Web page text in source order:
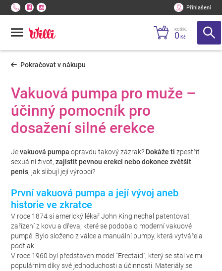
Přihlašení
KOŠÍK:
0 Kč
Pokračovat v nákupu
Vakuová pumpa pro muže –
účinný pomocník pro
dosažení silné erekce
Jevakuová pumpa opravdu takový zázrak? Dokáže ti zpestřit
sexuální život, zajistit pevnou erekci nebo dokonce zvětšit
penis, jak slibují její výrobci?
První vakuová pumpa a její vývoj aneb
historie ve zkratce
V roce 1874 si americký lékař John King nechal patentovat
zařízení z kovu a dřeva, které se podobalo moderní vakuové
pumpě. Bylo složeno z válce a manuální pumpy, která vytvářela
podtlak.
V roce 1960 byl představen model "Erectaid", který se stal velmi
populárním díky své jednoduchosti a účinnosti. Materiály se